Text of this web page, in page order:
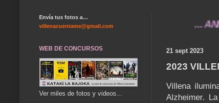
... ANÍMATE
21 sept 2023
2023
Villena
Alzheimer.
Envía tus fotos a…
villenacuentame@gmail.com
WEB DE CONCURSOS
Ver miles de fotos y videos...